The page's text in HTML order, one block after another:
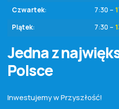
Czwartek: 7:30 –
Piątek: 7:30 –
Jedna z
Polsce
Inwestujemy w Przyszłość!